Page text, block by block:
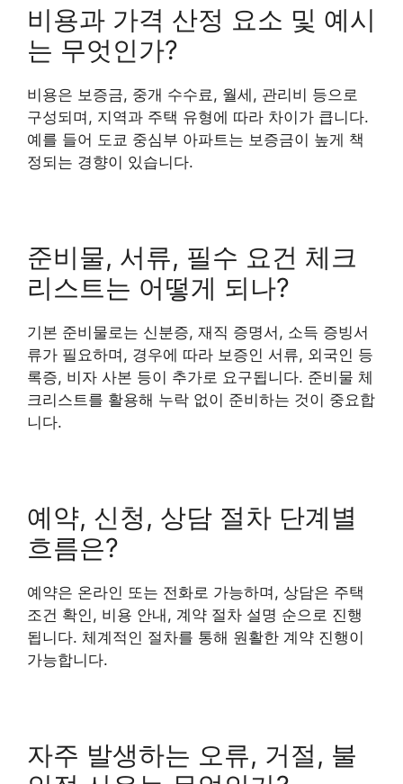
비용과 가격 산정 요소 및 예시
는 무엇인가?
비용은 보증금, 중개 수수료, 월세, 관리비 등으로
구성되며, 지역과 주택 유형에 따라 차이가 큽니다.
예를 들어 도쿄 중심부 아파트는 보증금이 높게 책
정되는 경향이 있습니다.
준비물, 서류, 필수 요건 체크
리스트는 어떻게 되나?
기본 준비물로는 신분증, 재직 증명서, 소득 증빙서
류가 필요하며, 경우에 따라 보증인 서류, 외국인 등
록증, 비자 사본 등이 추가로 요구됩니다. 준비물 체
크리스트를 활용해 누락 없이 준비하는 것이 중요합
니다.
예약, 신청, 상담 절차 단계별
흐름은?
예약은 온라인 또는 전화로 가능하며, 상담은 주택
조건 확인, 비용 안내, 계약 절차 설명 순으로 진행
됩니다. 체계적인 절차를 통해 원활한 계약 진행이
가능합니다.
자주 발생하는 오류, 거절, 불